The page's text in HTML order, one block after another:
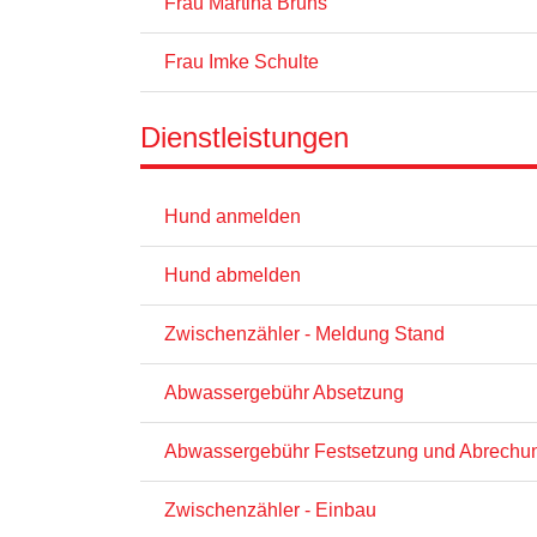
Frau Imke Schulte
Dienstleistungen
Hund anmelden
Hund abmelden
Zwischenzähler - Meldung Stand
Abwassergebühr Absetzung
Abwassergebühr Festsetzung und
Zwischenzähler - Einbau